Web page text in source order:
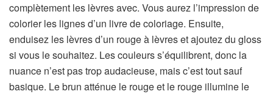
complètement les lèvres avec. Vous aurez l’impression de
colorier les lignes d’un livre de coloriage. Ensuite,
enduisez les lèvres d’un rouge à lèvres et ajoutez du gloss
si vous le souhaitez. Les couleurs s’équilibrent, donc la
nuance n’est pas trop audacieuse, mais c’est tout sauf
basique. Le brun atténue le rouge et le rouge illumine le